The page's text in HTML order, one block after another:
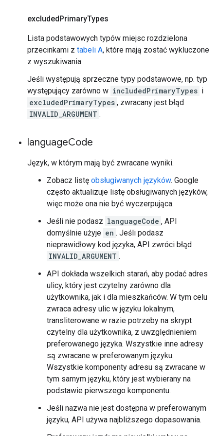
excludedPrimaryTypes
Lista podstawowych typów miejsc rozdzielona
przecinkami z tabeli A, które mają zostać wykluczone
z wyszukiwania.
Jeśli występują sprzeczne typy podstawowe, np. typ
występujący zarówno w includedPrimaryTypes i
excludedPrimaryTypes , zwracany jest błąd
INVALID_ARGUMENT .
languageCode
Język, w którym mają być zwracane wyniki.
Zobacz listę obsługiwanych języków. Google
często aktualizuje listę obsługiwanych języków,
więc może ona nie być wyczerpująca.
Jeśli nie podasz languageCode , API
domyślnie użyje en . Jeśli podasz
nieprawidłowy kod języka, API zwróci błąd
INVALID_ARGUMENT .
API dokłada wszelkich starań, aby podać adres
ulicy, który jest czytelny zarówno dla
użytkownika, jak i dla mieszkańców. W tym celu
zwraca adresy ulic w języku lokalnym,
transliterowane w razie potrzeby na skrypt
czytelny dla użytkownika, z uwzględnieniem
preferowanego języka. Wszystkie inne adresy
są zwracane w preferowanym języku.
Wszystkie komponenty adresu są zwracane w
tym samym języku, który jest wybierany na
podstawie pierwszego komponentu.
Jeśli nazwa nie jest dostępna w preferowanym
języku, API używa najbliższego dopasowania.